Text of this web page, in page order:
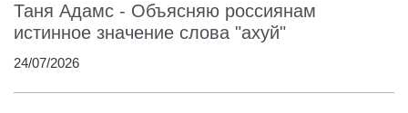
Таня Адамс - Объясняю россиянам
истинное значение слова "ахуй"
24/07/2026